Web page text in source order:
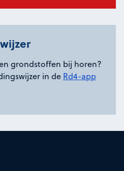
grondstoffen bij horen?
in de Rd4-app